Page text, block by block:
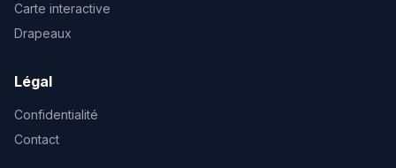
Carte interactive
Drapeaux
Légal
Confidentialité
Contact